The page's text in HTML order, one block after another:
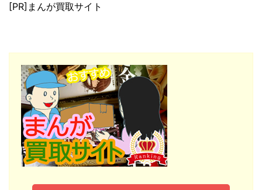
[PR]まんが買取サイト